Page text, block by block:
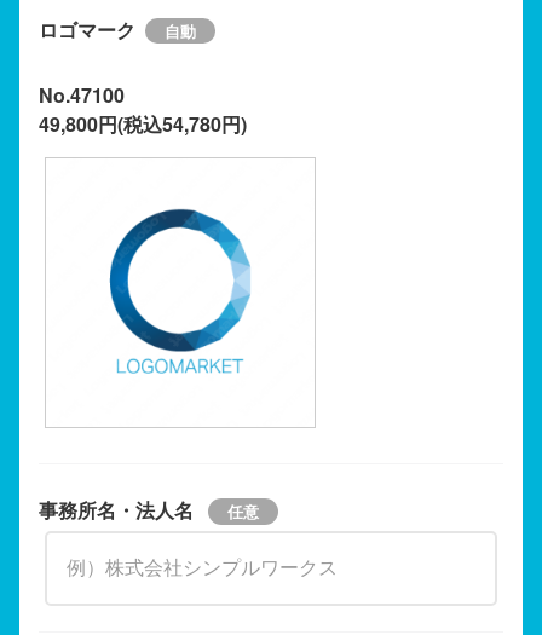
ロゴマーク
No.47100
49,800円(税込54,780円)
事務所名・法人名